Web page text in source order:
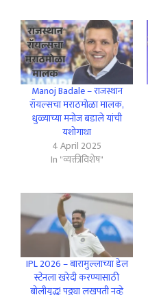
Manoj Badale – राजस्थान
रॉयल्सचा मराठमोळा मालक,
धुळ्याच्या मनोज बडाले यांची
यशोगाथा
4 April 2025
In "व्यक्तीविशेष"
IPL 2026 – बारामुल्लाच्या डेल
स्टेनला खरेदी करण्यासाठी
बोलीयुद्ध! पठ्ठ्या लखपती नव्हे